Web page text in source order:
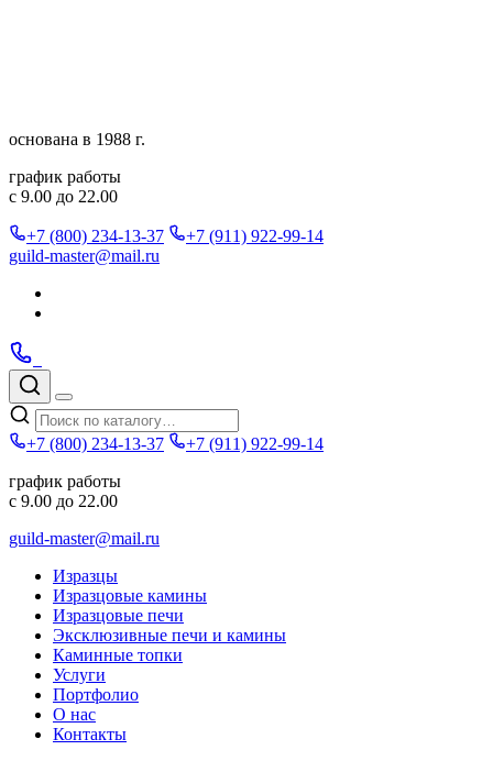
основана в 1988 г.
график работы
с 9.00 до 22.00
+7 (800) 234-13-37
+7 (911) 922-99-14
guild-master@mail.ru
Позвонить
Поиск
по
каталогу
Меню
+7 (800) 234-13-37
+7 (911) 922-99-14
график работы
с 9.00 до 22.00
guild-master@mail.ru
Изразцы
Изразцовые камины
Изразцовые печи
Эксклюзивные печи и камины
Каминные топки
Услуги
Портфолио
О нас
Контакты